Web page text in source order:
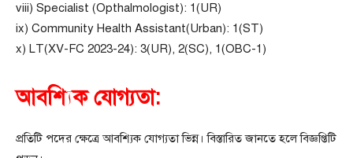
viii) Specialist (Opthalmologist): 1(UR)
ix) Community Health Assistant(Urban): 1(ST)
x) LT(XV-FC 2023-24): 3(UR), 2(SC), 1(OBC-1)
আবশ্যিক যোগ্যতা:
প্রতিটি পদের ক্ষেত্রে আবশ্যিক যোগ্যতা ভিন্ন। বিস্তারিত জানতে হলে বিজ্ঞপ্তিটি